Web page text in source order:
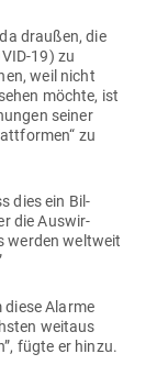
draußen, die
19) zu
weil nicht
möchte, ist
seiner
zu
dies ein Bil­
die Aus­wir­
werden weltweit
diese Alarme
weitaus
fügte er hinzu.